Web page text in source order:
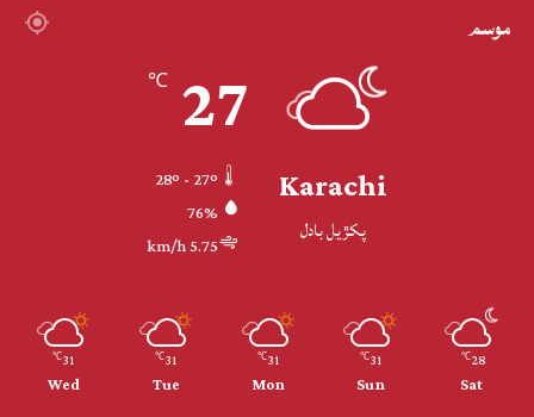
موسم
Karachi
پکڙيل بادل
27
℃
76%
5.75 km/h
28
℃
Sat
31
℃
Sun
31
℃
Mon
31
℃
Tue
31
℃
Wed